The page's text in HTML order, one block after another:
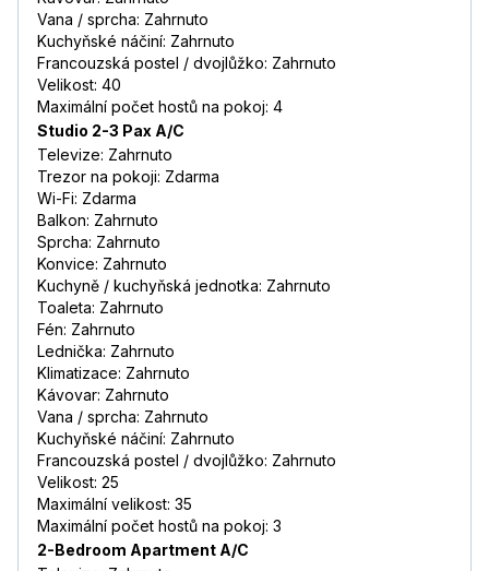
Vana / sprcha: Zahrnuto
Kuchyňské náčiní: Zahrnuto
Francouzská postel / dvojlůžko: Zahrnuto
Velikost: 40
Maximální počet hostů na pokoj: 4
Studio 2-3 Pax A/C
Televize: Zahrnuto
Trezor na pokoji: Zdarma
Wi-Fi: Zdarma
Balkon: Zahrnuto
Sprcha: Zahrnuto
Konvice: Zahrnuto
Kuchyně / kuchyňská jednotka: Zahrnuto
Toaleta: Zahrnuto
Fén: Zahrnuto
Lednička: Zahrnuto
Klimatizace: Zahrnuto
Kávovar: Zahrnuto
Vana / sprcha: Zahrnuto
Kuchyňské náčiní: Zahrnuto
Francouzská postel / dvojlůžko: Zahrnuto
Velikost: 25
Maximální velikost: 35
Maximální počet hostů na pokoj: 3
2-Bedroom Apartment A/C